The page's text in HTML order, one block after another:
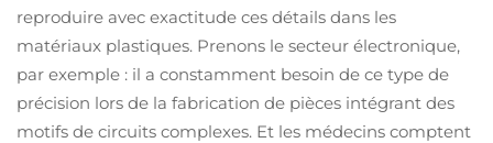
reproduire avec exactitude ces détails dans les
matériaux plastiques. Prenons le secteur électronique,
par exemple : il a constamment besoin de ce type de
précision lors de la fabrication de pièces intégrant des
motifs de circuits complexes. Et les médecins comptent